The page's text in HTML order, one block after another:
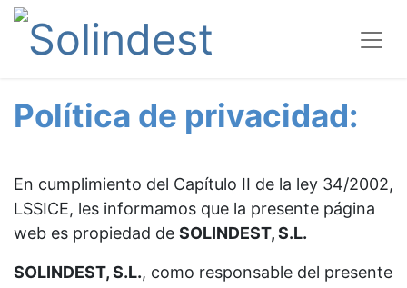
Política de privacidad:
En cumplimiento del Capítulo II de la ley 34/2002,
LSSICE, les informamos que la presente página
web es propiedad de SOLINDEST, S.L.
SOLINDEST, S.L., como responsable del presente